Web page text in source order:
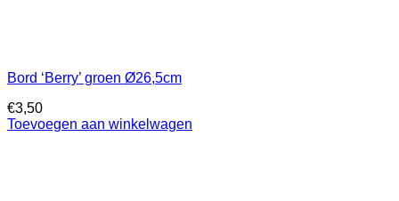
Bord ‘Berry’ groen Ø26,5cm
€3,50
Toevoegen aan winkelwagen